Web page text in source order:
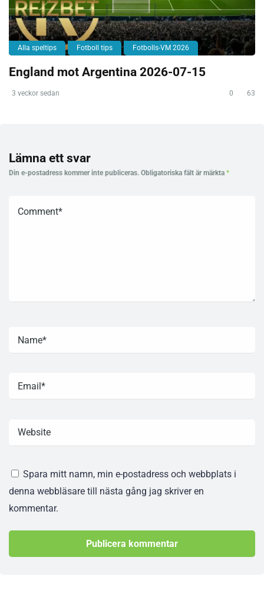
Alla speltips Fotboll tips Fotbolls-VM 2026
England mot Argentina 2026-07-15
3 veckor sedan 0 63
Lämna ett svar
Din e-postadress kommer inte publiceras. Obligatoriska fält är märkta *
Spara mitt namn, min e-postadress och webbplats i
denna webbläsare till nästa gång jag skriver en
kommentar.